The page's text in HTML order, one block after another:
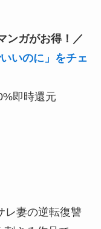
ンガがお得！／
いのに」をチェ
即時還元
レ妻の逆転復讐